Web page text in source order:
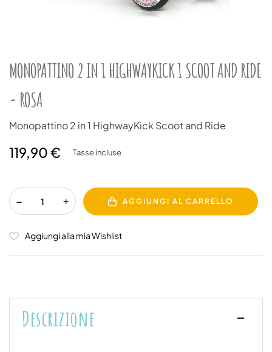
MONOPATTINO 2 IN 1 HIGHWAYKICK 1 SCOOT AND RIDE
- ROSA
Monopattino 2 in 1 HighwayKick Scoot and Ride
119,90 € Tasse incluse
AGGIUNGI AL CARRELLO
Aggiungi alla mia Wishlist
Descrizione